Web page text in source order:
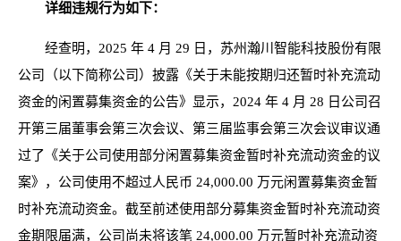
详细违规行为如下：
经查明，2025 年 4 月 29 日，苏州瀚川智能科技股份有限
公司（以下简称公司）披露《关于未能按期归还暂时补充流动
资金的闲置募集资金的公告》显示，2024 年 4 月 28 日公司召
开第三届董事会第三次会议、第三届监事会第三次会议审议通
过了《关于公司使用部分闲置募集资金暂时补充流动资金的议
案》，公司使用不超过人民币 24,000.00 万元闲置募集资金暂
时补充流动资金。截至前述使用部分募集资金暂时补充流动资
金期限届满，公司尚未将该笔 24,000.00 万元暂时补充流动资